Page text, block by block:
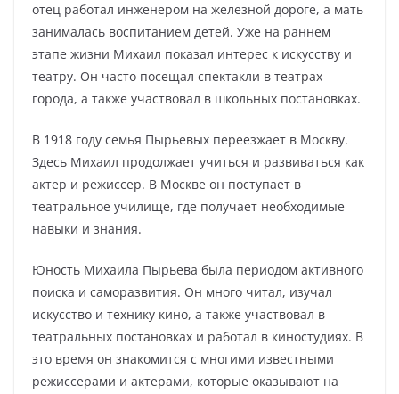
отец работал инженером на железной дороге, а мать
занималась воспитанием детей. Уже на раннем
этапе жизни Михаил показал интерес к искусству и
театру. Он часто посещал спектакли в театрах
города, а также участвовал в школьных постановках.
В 1918 году семья Пырьевых переезжает в Москву.
Здесь Михаил продолжает учиться и развиваться как
актер и режиссер. В Москве он поступает в
театральное училище, где получает необходимые
навыки и знания.
Юность Михаила Пырьева была периодом активного
поиска и саморазвития. Он много читал, изучал
искусство и технику кино, а также участвовал в
театральных постановках и работал в киностудиях. В
это время он знакомится с многими известными
режиссерами и актерами, которые оказывают на